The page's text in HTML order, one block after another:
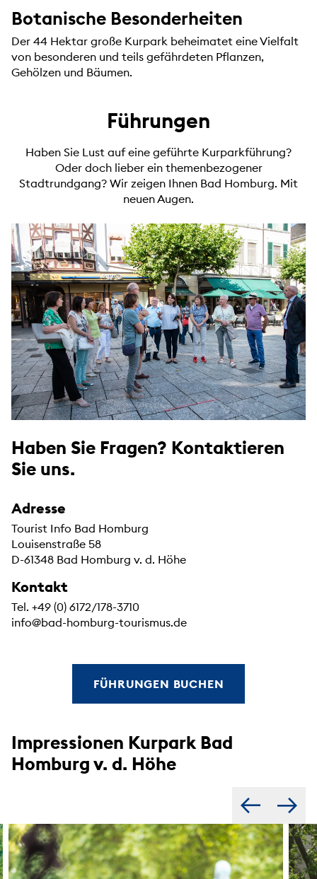
Botanische Besonderheiten
Der 44 Hektar große Kurpark beheimatet eine Vielfalt
von besonderen und teils gefährdeten Pflanzen,
Gehölzen und Bäumen.
Führungen
Haben Sie Lust auf eine geführte Kurparkführung?
Oder doch lieber ein themenbezogener
Stadtrundgang? Wir zeigen Ihnen Bad Homburg. Mit
neuen Augen.
Haben Sie Fragen? Kontaktieren
Sie uns.
Adresse
Tourist Info Bad Homburg
Louisenstraße 58
D-61348 Bad Homburg v. d. Höhe
Kontakt
Tel. +49 (0) 6172/178-3710
info@bad-homburg-tourismus.de
FÜHRUNGEN BUCHEN
Impressionen Kurpark Bad
Homburg v. d. Höhe